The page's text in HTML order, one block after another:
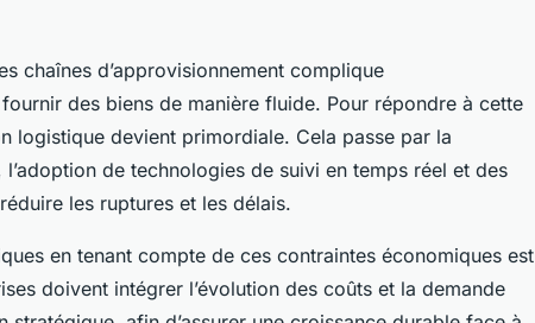
chaînes d’approvisionnement complique
des biens de manière fluide. Pour répondre à cette
logistique devient primordiale. Cela passe par la
de technologies de suivi en temps réel et des
les ruptures et les délais.
en tenant compte de ces contraintes économiques est
doivent intégrer l’évolution des coûts et la demande